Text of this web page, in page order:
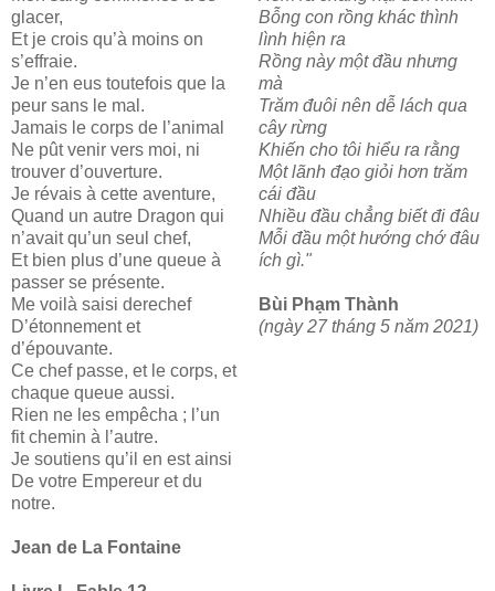
glacer,
Et je crois qu’à moins on
s’effraie.
Je n’en eus toutefois que la
peur sans le mal.
Jamais le corps de l’animal
Ne pût venir vers moi, ni
trouver d’ouverture.
Je révais à cette aventure,
Quand un autre Dragon qui
n’avait qu’un seul chef,
Et bien plus d’une queue à
passer se présente.
Me voilà saisi derechef
D’étonnement et
d’épouvante.
Ce chef passe, et le corps, et
chaque queue aussi.
Rien ne les empêcha ; l’un
fit chemin à l’autre.
Je soutiens qu’il en est ainsi
De votre Empereur et du
notre.
Jean de La Fontaine
Bỗng con rồng khác thình
lình hiện ra
Rồng này một đầu nhưng
mà
Trăm đuôi nên dễ lách qua
cây rừng
Khiến cho tôi hiểu ra rằng
Một lãnh đạo giỏi hơn trăm
cái đầu
Nhiều đầu chẳng biết đi đâu
Mỗi đầu một hướng chớ đâu
ích gì."
Bùi Phạm Thành
(ngày 27 tháng 5 năm 2021)